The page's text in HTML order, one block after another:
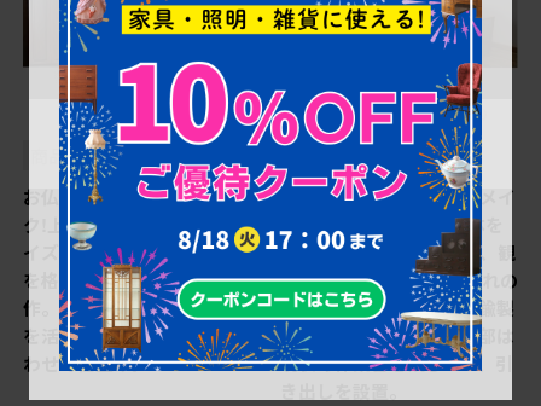
¥728,200 (税込)
商品番号
お仏壇をコンパクトにリメイ
ク!上段は指定サイズにリサ
イズ。下段はお手持ちの椅子
を格納できる仕様で新規製
作。左右の扉には上段の建具
を活用。全体を元の色味に合
わせて仕上げ。
¥517,000 (税込)
O-00176
お仏壇をコンパクトにリメイ
ク!本体は新規製作。全体を
指定サイズにリサイズし、観
音開きのガラス戸+4枚折れの
格子戸の二重構造で、真鍮製
のつまみを取り付け。内部は
現状の作業台を残しつつ、引